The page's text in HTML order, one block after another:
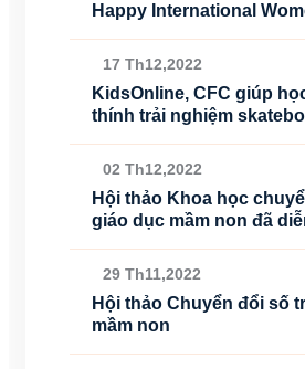
Happy International
17 Th12,2022
KidsOnline, CFC giúp
thính trải nghiệm
02 Th12,2022
Hội thảo Khoa học
giáo dục mầm non đã
29 Th11,2022
Hội thảo Chuyển đổi số
mầm non